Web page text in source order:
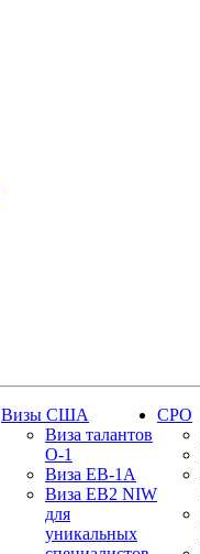
Визы США
Виза талантов
О-1
Виза EB-1A
Виза EB2 NIW
для
уникальных
СРО